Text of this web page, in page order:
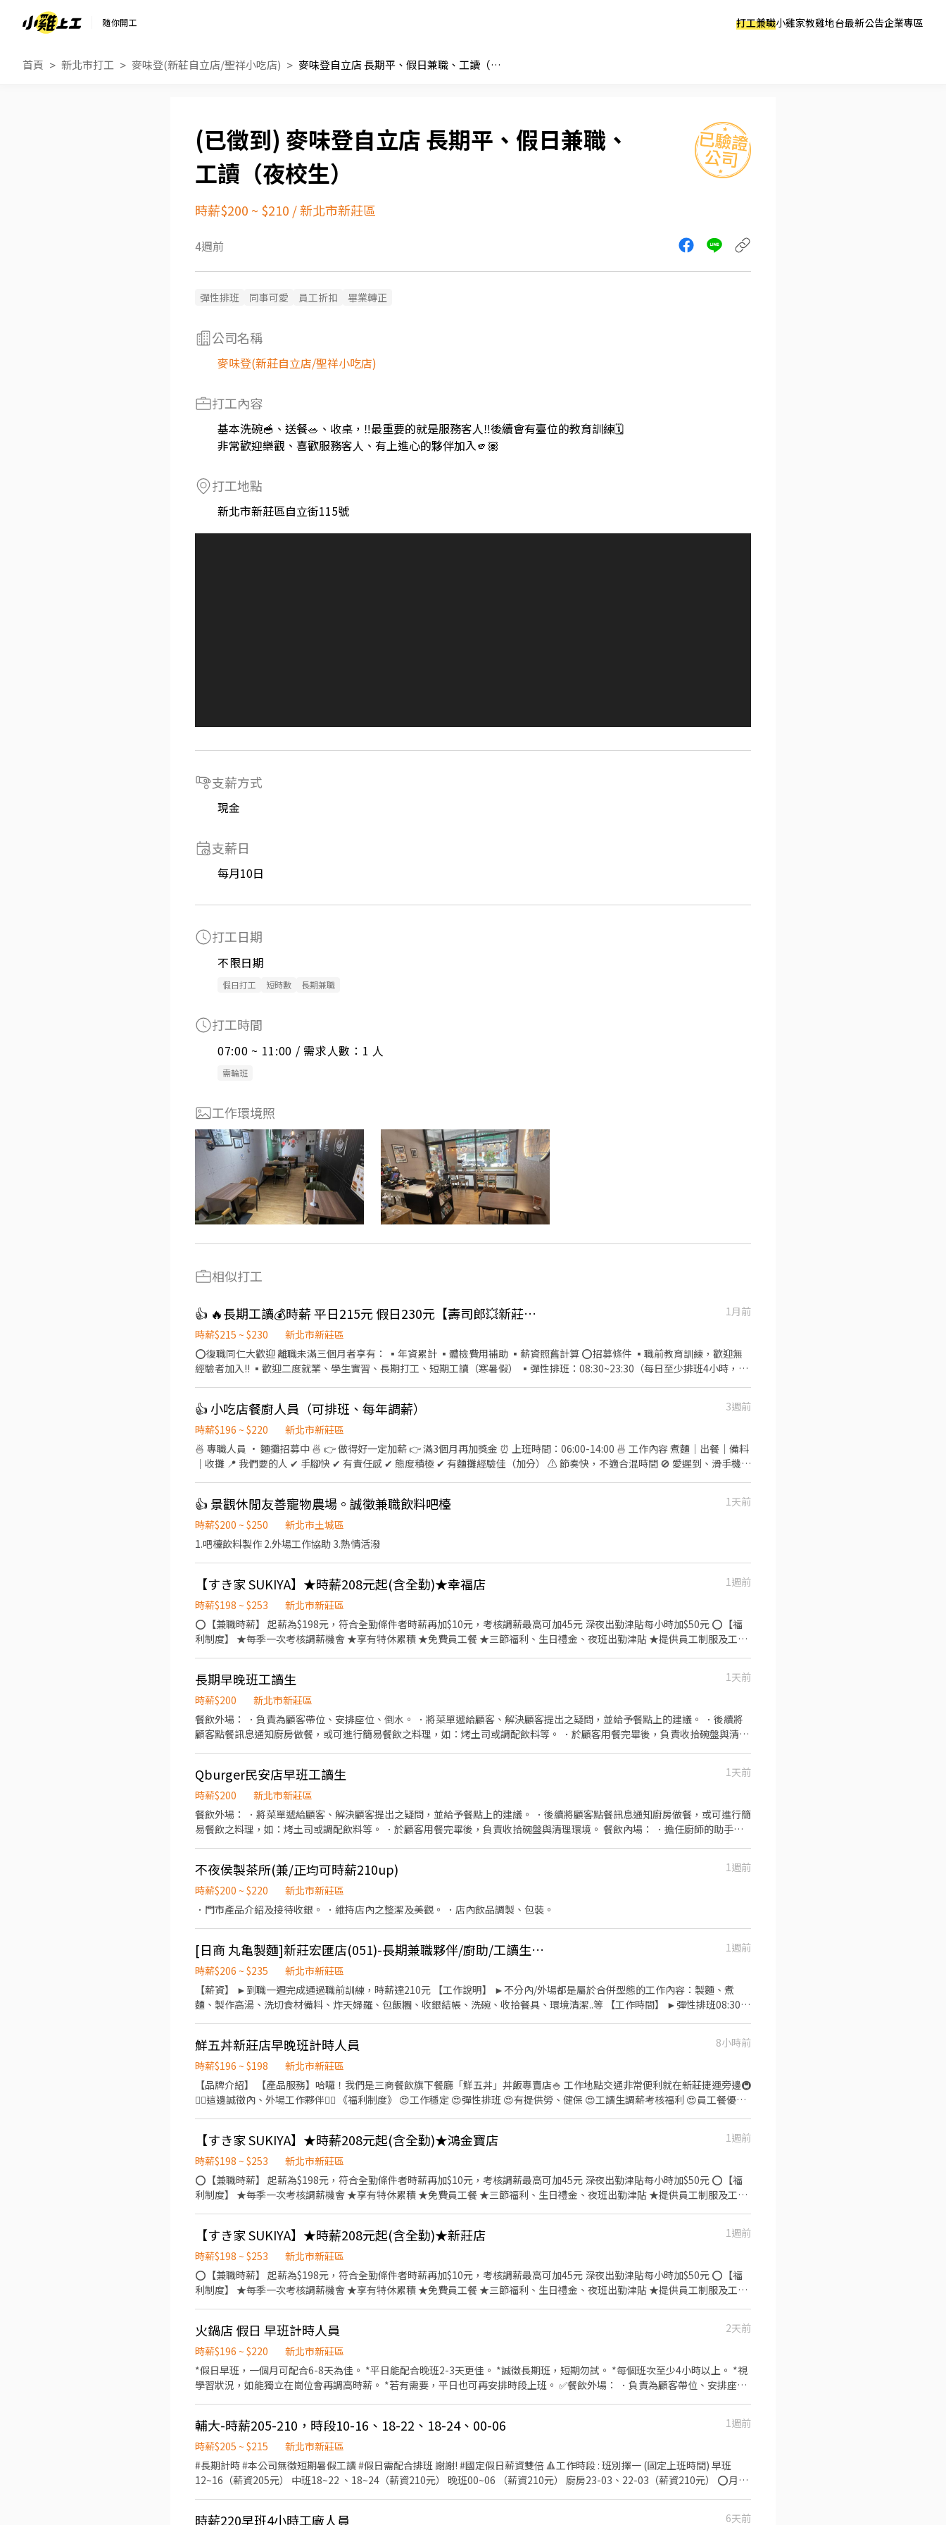
隨你開工 打工兼職小雞家教雞地台最新公告企業專區
首頁 新北市打工 麥味登(新莊自立店/聖祥小吃店) 麥味登自立店 長期平、假日兼職、工讀（夜校生）
麥味登自立店 長期平、假日兼職、
工讀（夜校生）
時薪$200 ~ $210 /新北市新莊區
4週前
彈性排班 同事可愛 員工折扣 畢業轉正
公司名稱
麥味登(新莊自立店/聖祥小吃店)
打工內容
基本洗碗🥣、送餐🥗、收桌，‼️最重要的就是服務客人‼️後續會有臺位的教育訓練🗓️
非常歡迎樂觀、喜歡服務客人、有上進心的夥伴加入🫵🏽
打工地點
新北市新莊區自立街115號
支薪方式
現金
支薪日
每月10日
打工日期
不限日期
假日打工 短時數 長期兼職
打工時間
07:00 ~ 11:00 / 需求人數：1 人
需輪班
工作環境照
相似打工
👍 🔥長期工讀💰時薪 平日215元 假日230元【壽司郎💥新莊中平店】🎉學生打工
1月前
時薪$215 ~ $230
新北市新莊區
⭕復職同仁大歡迎 離職未滿三個月者享有： ▪年資累計 ▪體檢費用補助 ▪薪資照舊計算 ⭕招募條件 ▪職前教育訓練，歡迎無
經驗者加入!! ▪歡迎二度就業、學生實習、長期打工、短期工讀（寒暑假） ▪彈性排班：08:30~23:30（每日至少排班4小時，請
▪員工用餐優惠 ▪年度健檢及津貼 ▪一年4次考核及調薪機會 ▪加班費5分鐘為單位計算 ▪不定期活動競賽獎金、時數達成獎金
▪六日出勤津貼：每週六日每滿一小時時薪+15元 ▪介紹親朋好友入職，期滿可獲得3,000~10,000元獎金 ⭕企業魅力 ▪加班費
為5分鐘為單位計算，重視員工的辛勤付出。 ▪實力主義不論年資，且制度完善、升遷調薪快速，適合具有企圖心的您。 ▪學習
日系企業商業禮儀、餐飲相關專業技能，並能接觸店舖經營管理。 ▪展店計畫涵蓋全台灣，目標成為台灣第一迴轉壽司品牌。 ▪
傾聽員工訴求，共同打造「以人為本」的舒適工作環境。
👍 小吃店餐廚人員（可排班、每年調薪）
3週前
時薪$196 ~ $220
新北市新莊區
🍜 專職人員 · 麵攤招募中 🍜 👉 做得好一定加薪 👉 滿3個月再加獎金 ⏰ 上班時間：06:00-14:00 🍜 工作內容 煮麵｜出餐｜備料
｜收攤 📍 我們要的人 ✔ 手腳快 ✔ 有責任感 ✔ 態度積極 ✔ 有麵攤經驗佳（加分） ⚠️ 節奏快，不適合混時間 🚫 愛遲到、滑手機
👍 景觀休閒友善寵物農場。誠徵兼職飲料吧檯
1天前
時薪$200 ~ $250
新北市土城區
1.吧檯飲料製作 2.外場工作協助 3.熱情活潑
【すき家 SUKIYA】★時薪208元起(含全勤)★幸福店
1週前
時薪$198 ~ $253
新北市新莊區
⭕【兼職時薪】 起薪為$198元，符合全勤條件者時薪再加$10元，考核調薪最高可加45元 深夜出勤津貼每小時加$50元 ⭕【福
利制度】 ★每季一次考核調薪機會 ★享有特休累積 ★免費員工餐 ★三節福利、生日禮金、夜班出勤津貼 ★提供員工制服及工作
的速食連鎖ZENSHO集團，我們的理念是"消滅世界的飢餓和貧困"，目標是成為全球第一的連鎖餐飲集團。 我們堅持使用安全及
高品質的食材，當場現點現作提供美味可口的日本國民美食-牛丼/咖哩，並以舒適衛生的用餐環境、熱情用心的服務態度、平實
親民的誠懇價格，強調食品安全，顧客安心。不論是單獨一人、與家人一起、朋友一起，皆可享受用餐的樂趣。
長期早晚班工讀生
1天前
時薪$200
新北市新莊區
餐飲外場： ．負責為顧客帶位、安排座位、倒水。 ．將菜單遞給顧客、解決顧客提出之疑問，並給予餐點上的建議。 ．後續將
顧客點餐訊息通知廚房做餐，或可進行簡易餐飲之料理，如：烤土司或調配飲料等。 ．於顧客用餐完畢後，負責收拾碗盤與清理
重量。 ．負責擺盤、打包外帶服務。
Qburger民安店早班工讀生
1天前
時薪$200
新北市新莊區
餐飲外場： ．將菜單遞給顧客、解決顧客提出之疑問，並給予餐點上的建議。 ．後續將顧客點餐訊息通知廚房做餐，或可進行簡
易餐飲之料理，如：烤土司或調配飲料等。 ．於顧客用餐完畢後，負責收拾碗盤與清理環境。 餐飲內場： ．擔任廚師的助手，
不夜侯製茶所(兼/正均可時薪210up)
1週前
時薪$200 ~ $220
新北市新莊區
．門市產品介紹及接待收銀。 ．維持店內之整潔及美觀。 ．店內飲品調製、包裝。
[日商 丸亀製麵]新莊宏匯店(051)-長期兼職夥伴/廚助/工讀生(彈性排班)
1週前
時薪$206 ~ $235
新北市新莊區
【薪資】 ►到職一週完成通過職前訓練，時薪達210元 【工作說明】 ►不分內/外場都是屬於合併型態的工作內容：製麵、煮
麵、製作高湯、洗切食材備料、炸天婦羅、包飯糰、收銀結帳、洗碗、收拾餐具、環境清潔..等 【工作時間】 ►彈性排班08:30-
製麵)
鮮五丼新莊店早晚班計時人員
8小時前
時薪$196 ~ $198
新北市新莊區
【品牌介紹】 【產品服務】哈囉！我們是三商餐飲旗下餐廳「鮮五丼」丼飯專賣店🍚 工作地點交通非常便利就在新莊捷運旁邊🚇
👉🏼這邊誠徵內、外場工作夥伴👈🏼 《福利制度》 😍工作穩定 😍彈性排班 😍有提供勞、健保 😍工讀生調薪考核福利 😍員工餐優惠
【すき家 SUKIYA】★時薪208元起(含全勤)★鴻金寶店
1週前
時薪$198 ~ $253
新北市新莊區
⭕【兼職時薪】 起薪為$198元，符合全勤條件者時薪再加$10元，考核調薪最高可加45元 深夜出勤津貼每小時加$50元 ⭕【福
利制度】 ★每季一次考核調薪機會 ★享有特休累積 ★免費員工餐 ★三節福利、生日禮金、夜班出勤津貼 ★提供員工制服及工作
的速食連鎖ZENSHO集團，我們的理念是"消滅世界的飢餓和貧困"，目標是成為全球第一的連鎖餐飲集團。 我們堅持使用安全及
高品質的食材，當場現點現作提供美味可口的日本國民美食-牛丼/咖哩，並以舒適衛生的用餐環境、熱情用心的服務態度、平實
親民的誠懇價格，強調食品安全，顧客安心。不論是單獨一人、與家人一起、朋友一起，皆可享受用餐的樂趣。
【すき家 SUKIYA】★時薪208元起(含全勤)★新莊店
1週前
時薪$198 ~ $253
新北市新莊區
⭕【兼職時薪】 起薪為$198元，符合全勤條件者時薪再加$10元，考核調薪最高可加45元 深夜出勤津貼每小時加$50元 ⭕【福
利制度】 ★每季一次考核調薪機會 ★享有特休累積 ★免費員工餐 ★三節福利、生日禮金、夜班出勤津貼 ★提供員工制服及工作
的速食連鎖ZENSHO集團，我們的理念是"消滅世界的飢餓和貧困"，目標是成為全球第一的連鎖餐飲集團。 我們堅持使用安全及
高品質的食材，當場現點現作提供美味可口的日本國民美食-牛丼/咖哩，並以舒適衛生的用餐環境、熱情用心的服務態度、平實
親民的誠懇價格，強調食品安全，顧客安心。不論是單獨一人、與家人一起、朋友一起，皆可享受用餐的樂趣。
火鍋店 假日 早班計時人員
2天前
時薪$196 ~ $220
新北市新莊區
*假日早班，一個月可配合6-8天為佳。 *平日能配合晚班2-3天更佳。 *誠徵長期班，短期勿試。 *每個班次至少4小時以上。 *視
學習狀況，如能獨立在崗位會再調高時薪。 *若有需要，平日也可再安排時段上班。 ✅餐飲外場： ．負責為顧客帶位、安排座
代事項。 ✅餐飲內場： ．擔任廚師的助手，處理烹飪前與烹飪中之準備工作與其他餐廳相關事務。 ．負責洗、剝、削、切各種
食材。 ．負責清理工作環境、設備和餐具。 ．準備不同餐點所需要的食材。 ．協助測量食材的容量與重量。 ．負責切肉、擺
盤、打包外帶服務。 ．主管交代事項。
輔大-時薪205-210，時段10-16、18-22、18-24、00-06
1週前
時薪$205 ~ $215
新北市新莊區
#長期計時 #本公司無徵短期暑假工讀 #假日需配合排班 謝謝! #國定假日薪資雙倍 🔺工作時段 : 班別擇一 (固定上班時間) 早班
12~16（薪資205元） 中班18~22 、18~24（薪資210元） 晚班00~06 （薪資210元） 廚房23-03、22-03（薪資210元） ⭕月休
時薪220早班4小時工廠人員 6天前